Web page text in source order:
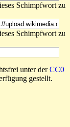
Schimpfwort zu
Schimpfwort zu
unter derCC0
gestellt.